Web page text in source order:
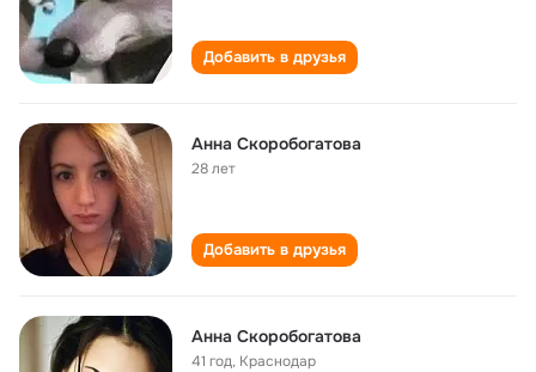
Добавить в друзья
Анна Скоробогатова
28 лет
Добавить в друзья
Анна Скоробогатова
41 год, Краснодар